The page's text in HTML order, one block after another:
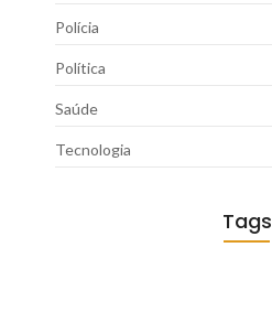
Polícia
Política
Saúde
Tecnologia
Tags